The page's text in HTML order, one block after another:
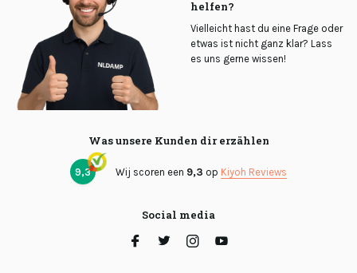
helfen?
Vielleicht hast du eine Frage oder
etwas ist nicht ganz klar? Lass
es uns gerne wissen!
Was unsere Kunden dir erzählen
9,3 Wij scoren een 9,3 op Kiyoh Reviews
Social media